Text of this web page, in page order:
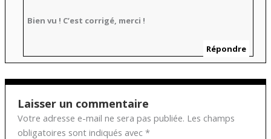
Bien vu ! C’est corrigé, merci !
Répondre
Laisser un commentaire
Votre adresse e-mail ne sera pas publiée. Les champs
obligatoires sont indiqués avec *